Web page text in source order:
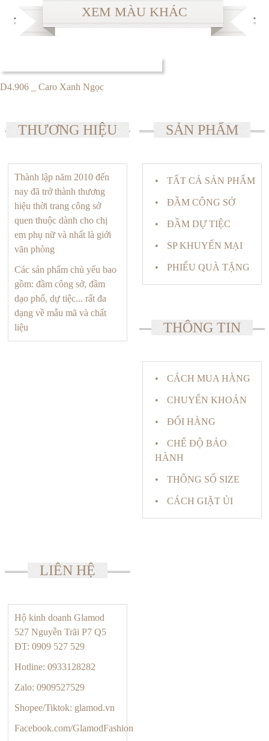
XEM MÀU KHÁC
D4.906 _ Caro Xanh Ngọc
THƯƠNG HIỆU
Thành lập năm 2010 đến
nay đã trở thành thương
hiệu thời trang công sở
quen thuộc dành cho chị
em phụ nữ và nhất là giới
văn phòng
Các sản phẩm chủ yếu bao
gồm: đầm công sở, đầm
dạo phố, dự tiệc... rất đa
dạng về mẫu mã và chất
liệu
SẢN PHẨM
TẤT CẢ SẢN PHẨM
ĐẦM CÔNG SỞ
ĐẦM DỰ TIỆC
SP KHUYẾN MẠI
PHIẾU QUÀ TẶNG
THÔNG TIN
CÁCH MUA HÀNG
CHUYỂN KHOẢN
ĐỔI HÀNG
CHẾ ĐỘ BẢO
HÀNH
THÔNG SỐ SIZE
CÁCH GIẶT ỦI
LIÊN HỆ
Hộ kinh doanh Glamod
527 Nguyễn Trãi P7 Q5
ĐT: 0909 527 529
Hotline: 0933128282
Zalo: 0909527529
Shopee/Tiktok: glamod.vn
Facebook.com/GlamodFashion